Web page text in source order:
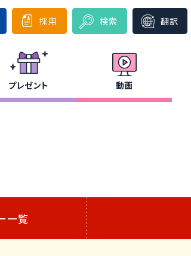
採用 検索 翻訳
プレゼント 動画
一覧